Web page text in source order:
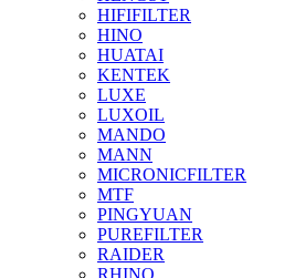
HIFIFILTER
HINO
HUATAI
KENTEK
LUXE
LUXOIL
MANDO
MANN
MICRONICFILTER
MTF
PINGYUAN
PUREFILTER
RAIDER